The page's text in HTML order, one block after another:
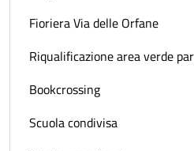
Fioriera Via delle Orfane
Riqualificazione area verde
Bookcrossing
Scuola condivisa